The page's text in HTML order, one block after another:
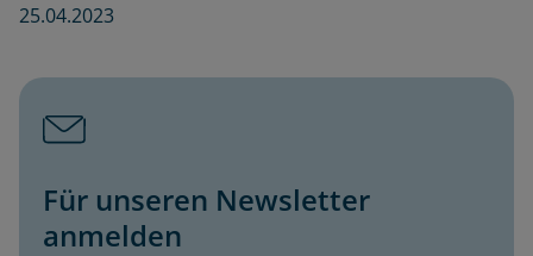
25.04.2023
Für unseren Newsletter
anmelden